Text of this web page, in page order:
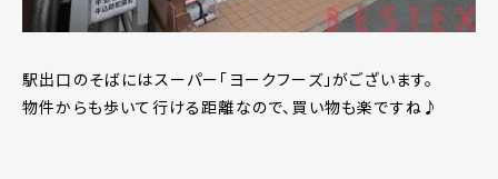
駅出口のそばにはスーパー「ヨークフーズ」がございます。
物件からも歩いて行ける距離なので、買い物も楽ですね♪